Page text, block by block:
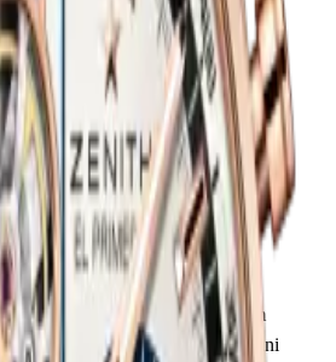
tanımlanan bu model,
bir parçasıdır. 42.00 mm
safir cam ile korunmaktadır.
El Primero 4061 mekanizma yer
sunmaktadır. Gümüş kadranı
yer almaktadır. Teknik
geçirmezlik, 14.05 mm kasa
öne çıkmaktadır. Sınırlı üretim
bu model, koleksiyonerlerin ilgisini